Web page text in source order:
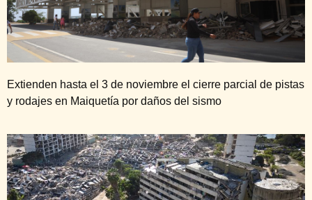
Extienden hasta el 3 de noviembre el cierre parcial de pistas
y rodajes en Maiquetía por daños del sismo